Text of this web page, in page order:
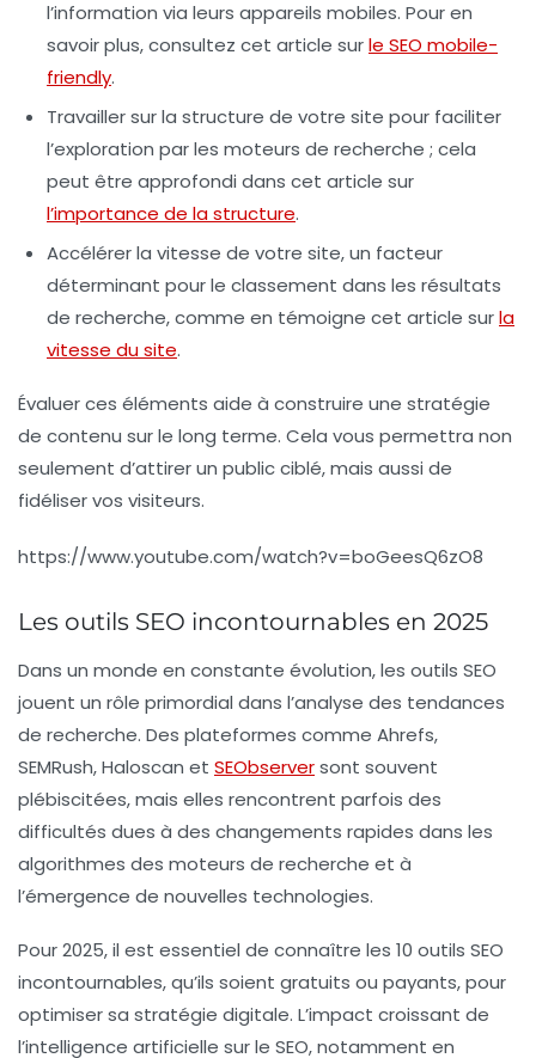
l’information via leurs appareils mobiles. Pour en
savoir plus, consultez cet article surle SEO mobile-
friendly.
Travailler sur la structure de votre site pour faciliter
l’exploration par les moteurs de recherche ; cela
peut être approfondi dans cet article sur
l’importance de la structure.
Accélérer la vitesse de votre site, un facteur
déterminant pour le classement dans les résultats
de recherche, comme en témoigne cet article surla
vitesse du site.
Évaluer ces éléments aide à construire une stratégie
de contenu sur le long terme. Cela vous permettra non
seulement d’attirer un public ciblé, mais aussi de
fidéliser vos visiteurs.
https://www.youtube.com/watch?v=boGeesQ6zO8
Les outils SEO incontournables en 2025
Dans un monde en constante évolution, les outils SEO
jouent un rôle primordial dans l’analyse des tendances
de recherche. Des plateformes comme Ahrefs,
SEMRush,Haloscan et SEObserversont souvent
plébiscitées, mais elles rencontrent parfois des
difficultés dues à des changements rapides dans les
algorithmes des moteurs de recherche et à
l’émergence de nouvelles technologies.
Pour 2025, il est essentiel de connaître les 10 outils SEO
incontournables, qu’ils soient gratuits ou payants, pour
optimiser sa stratégie digitale. L’impact croissant de
l’intelligence artificielle sur le SEO, notamment en